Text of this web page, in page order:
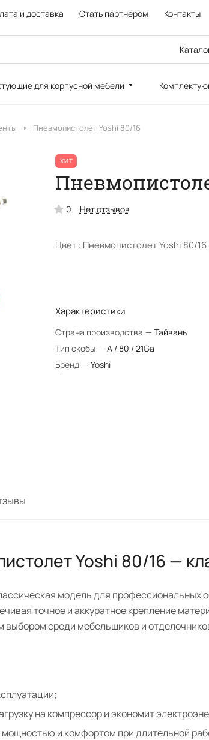
и доставка Стать партнёром Контакты
для корпусной мебели
Пневмопистолет Yoshi 80/16
ХИТ
0 Нет отзывов
Цвет : Пневмопистолет Yoshi 80/16
Характеристики
Страна производства — Тайвань
Тип скобы — A / 80 / 21Ga
Бренд — Yoshi
Yoshi 80/16 —
модель для профессиональных
точное и аккуратное крепление
выбором среди мебельщиков и
на компрессор и экономит
и комфортом при длительной